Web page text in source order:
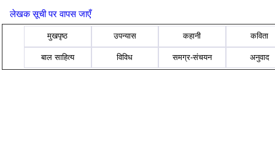
लेखक सूची पर वापस जाएँ
मुखपृष्ठ उपन्यास कहानी कविता
बाल साहित्य विविध समग्र-संचयन अनुवाद